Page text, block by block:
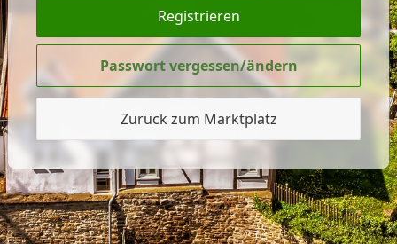
Registrieren
Passwort vergessen/ändern
Zurück zum Marktplatz